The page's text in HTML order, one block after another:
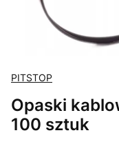
PITSTOP
Opaski
100 sztuk